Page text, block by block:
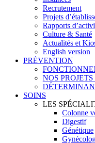
Recrutement
Projets
Rapports
Culture & Santé
Actualités et
English version
PRÉVENTION
NOS
SOINS
LES
Colonne
Digestif
Génétique